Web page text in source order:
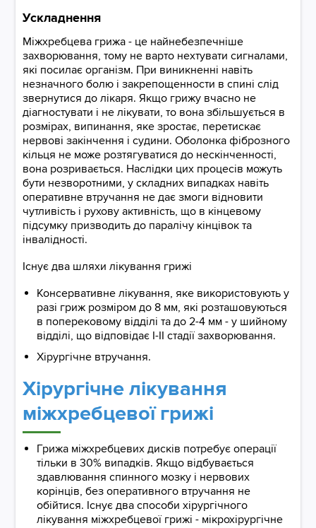
Ускладнення
Міжхребцева грижа - це найнебезпечніше
захворювання, тому не варто нехтувати сигналами,
які посилає організм. При виникненні навіть
незначного болю і закрепощенности в спині слід
звернутися до лікаря. Якщо грижу вчасно не
діагностувати і не лікувати, то вона збільшується в
розмірах, випинання, яке зростає, перетискає
нервові закінчення і судини. Оболонка фіброзного
кільця не може розтягуватися до нескінченності,
вона розривається. Наслідки цих процесів можуть
бути незворотними, у складних випадках навіть
оперативне втручання не дає змоги відновити
чутливість і рухову активність, що в кінцевому
підсумку призводить до паралічу кінцівок та
інвалідності.
Існує два шляхи лікування грижі
Консервативне лікування, яке використовують у
разі гриж розміром до 8 мм, які розташовуються
в поперековому відділі та до 2-4 мм - у шийному
відділі, що відповідає I-II стадії захворювання.
Хірургічне втручання.
Хірургічне лікування
міжхребцевої грижі
Грижа міжхребцевих дисків потребує операції
тільки в 30% випадків. Якщо відбувається
здавлювання спинного мозку і нервових
корінців, без оперативного втручання не
обійтися. Існує два способи хірургічного
лікування міжхребцевої грижі - мікрохірургічне